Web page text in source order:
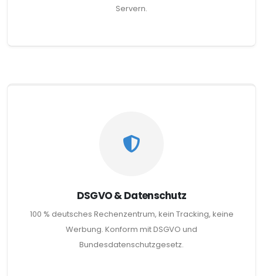
Servern.
DSGVO & Datenschutz
100 % deutsches Rechenzentrum, kein Tracking, keine
Werbung. Konform mit DSGVO und
Bundesdatenschutzgesetz.